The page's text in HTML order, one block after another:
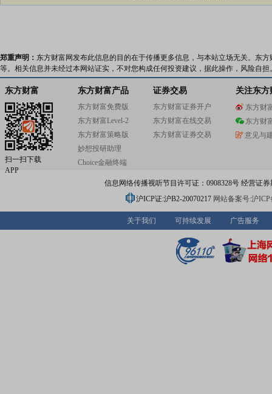
郑重声明： 东方财富网发布此信息的目的在于传播更多信息，与本站立场无关。东
等。相关信息并未经过本网站证实，不对您构成任何投资建议，据此操作，风险自担